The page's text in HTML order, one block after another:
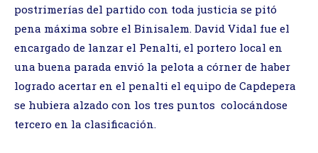
postrimerías del partido con toda justicia se pitó
pena máxima sobre el Binisalem. David Vidal fue el
encargado de lanzar el Penalti, el portero local en
una buena parada envió la pelota a córner de haber
logrado acertar en el penalti el equipo de Capdepera
se hubiera alzado con los tres puntos colocándose
tercero en la clasificación.